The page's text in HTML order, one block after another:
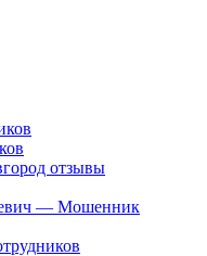
отзывы
— Мошенник